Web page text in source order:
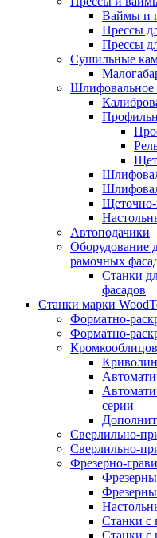
Ваймы и
Прессы
Прессы
Сушильные
Шлифовальное
Щеточно-
Автоподачики
Оборудование
рамочных
Станки
фасадов
Станки марки
Форматно-
Форматно-
серии
Сверлильно-
Сверлильно-
Фрезерно-
Станки с
Станки с